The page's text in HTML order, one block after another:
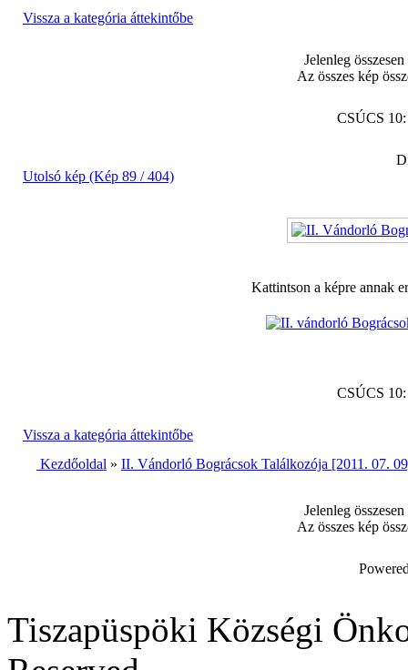
Vissza a kategória áttekintőbe
Jelenleg
Az összes kép
CSÚCS
Utolsó kép (Kép 89 / 404)
Kattintson a képre annak
CSÚCS
Vissza a kategória áttekintőbe
Kezdőoldal » II. Vándorló Bográcsok Találkozója [2011. 07.
Jelenleg
Az összes kép
Tiszapüspöki Községi